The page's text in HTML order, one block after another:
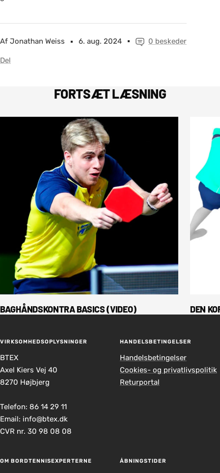
Af Jonathan Weiss 6. aug. 2024 0 beskeder
Del
FORTSÆT LÆSNING
BAGHÅNDSKONTRA BASICS (VIDEO) DEN
VIRKSOMHEDSOPLYSNINGER
BTEX
Axel Kiers Vej 40
8270 Højbjerg
Telefon: 86 14 29 11
Email: info@btex.dk
CVR nr. 30 98 08 08
HANDELSBETINGELSER
Handelsbetingelser
Cookies- og privatlivspolitik
Returportal
OM BORDTENNISEXPERTERNE ÅBNINGSTIDER